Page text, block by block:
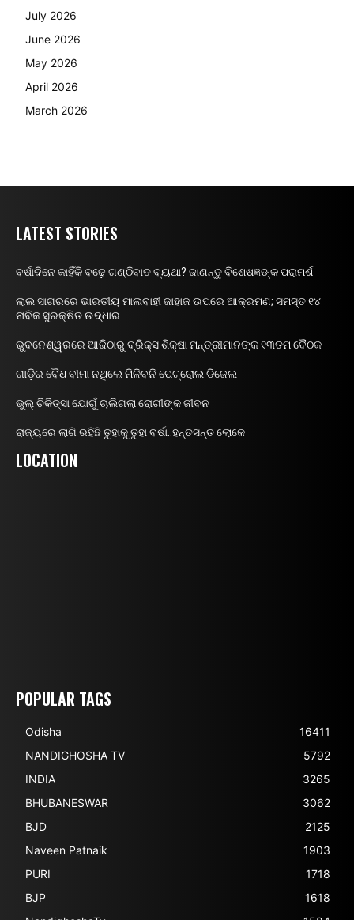
July 2026
June 2026
May 2026
April 2026
March 2026
LATEST STORIES
ବର୍ଷାଦିନେ କାହିଁକି ବଢ଼େ ଗଣ୍ଠିବାତ ବ୍ୟଥା? ଜାଣନ୍ତୁ ବିଶେଷଜ୍ଞଙ୍କ ପରାମର୍ଶ
ଲାଲ ସାଗରରେ ଭାରତୀୟ ମାଲବାହୀ ଜାହାଜ ଉପରେ ଆକ୍ରମଣ; ସମସ୍ତ ୧୪
ନାବିକ ସୁରକ୍ଷିତ ଉଦ୍ଧାର
ଭୁବନେଶ୍ୱରରେ ଆଜିଠାରୁ ବ୍ରିକ୍ସ ଶିକ୍ଷା ମନ୍ତ୍ରୀମାନଙ୍କ ୧୩ତମ ବୈଠକ
ଗାଡ଼ିର ବୈଧ ବୀମା ନଥିଲେ ମିଳିବନି ପେଟ୍ରୋଲ ଡିଜେଲ
ଭୁଲ୍ ଚିକିତ୍ସା ଯୋଗୁଁ ଚାଲିଗଲା ରୋଗୀଙ୍କ ଜୀବନ
ରାଜ୍ୟରେ ଲାଗି ରହିଛି ତୁହାକୁ ତୁହା ବର୍ଷା..ହନ୍ତସନ୍ତ ଲୋକେ
LOCATION
POPULAR TAGS
Odisha
16411
NANDIGHOSHA TV
5792
INDIA
3265
BHUBANESWAR
3062
BJD
2125
Naveen Patnaik
1903
PURI
1718
BJP
1618